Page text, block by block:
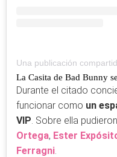
La Casita de Bad Bunny
Durante el citado
funcionar como un
VIP . Sobre ella
Ortega, Ester
Ferragni